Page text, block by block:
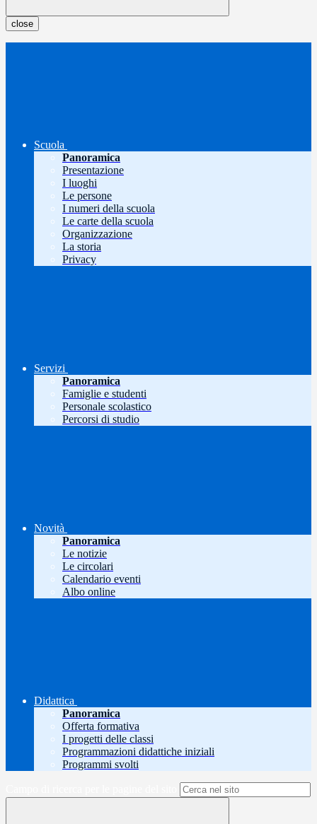
close
Scuola
Panoramica
Presentazione
I luoghi
Le persone
I numeri della scuola
Le carte della scuola
Organizzazione
La storia
Privacy
Servizi
Panoramica
Famiglie e studenti
Personale scolastico
Percorsi di studio
Novità
Panoramica
Le notizie
Le circolari
Calendario eventi
Albo online
Didattica
Panoramica
Offerta formativa
I progetti delle classi
Programmazioni didattiche iniziali
Programmi svolti